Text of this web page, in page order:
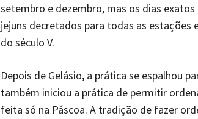
setembro e dezembro, mas os dias
jejuns decretados para todas as estações
do século V.
Depois de Gelásio, a prática se espalhou
também iniciou a prática de permitir
feita só na Páscoa. A tradição de fazer